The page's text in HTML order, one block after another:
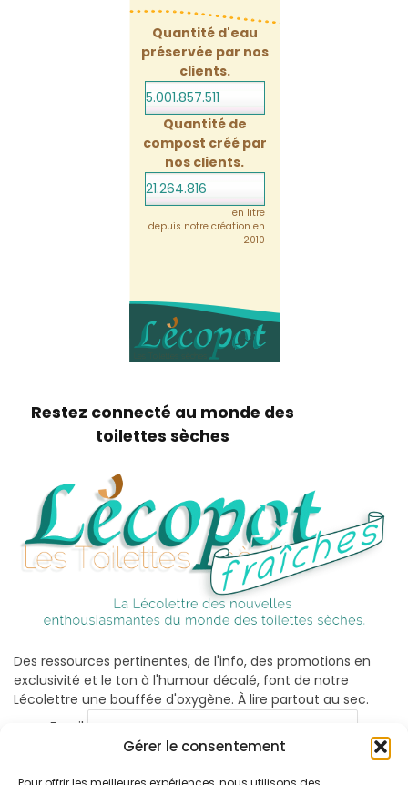
Gérer le consentement
Quantité d'eau
préservée par nos
clients.
5.001.857.532
Quantité de
compost créé par
nos clients.
21.264.816
en litre
depuis notre création en
2010
Restez connecté au monde des
toilettes sèches
Des ressources pertinentes, de l'info, des promotions en
exclusivité et le ton à l'humour décalé, font de notre
Lécolettre une bouffée d'oxygène. À lire partout au sec.
Email